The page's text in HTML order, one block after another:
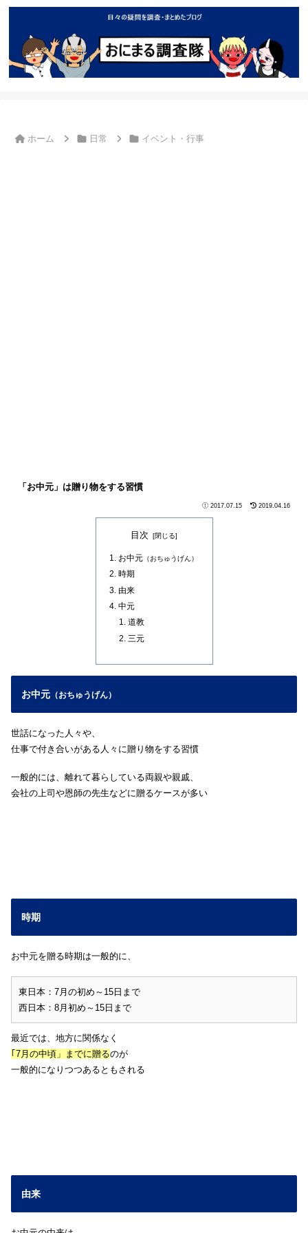
ホーム 日常 イベント・行事
「お中元」は贈り物をする習慣
2017.07.15 2019.04.16
目次
お中元（おちゅうげん）
時期
由来
中元
道教
三元
お中元 （おちゅうげん）
世話になった人々や、
仕事で付き合いがある人々に贈り物をする習慣
一般的には、離れて暮らしている両親や親戚、
会社の上司や恩師の先生などに贈るケースが多い
時期
お中元を贈る時期は一般的に、
東日本：7月の初め～15日まで
西日本：8月初め～15日まで
最近では、地方に関係なく
｢7月の中頃」までに贈るのが
一般的になりつつあるともされる
由来